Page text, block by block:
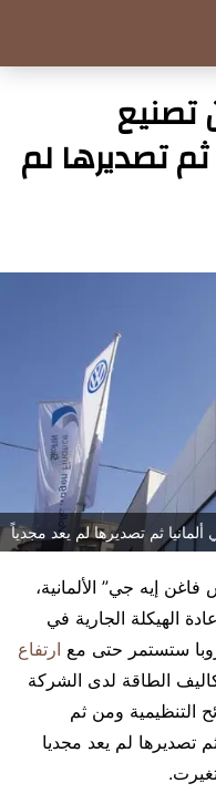
تصديرها لم
ثم تصديرها لم يعد مجدياً
إيه جي” الألمانية،
الهيكلة الجارية في
ستستمر حتى مع ارتفاع
الطاقة لدى الشركة
التنظيمية ومن ثم
تصديرها لم يعد مجديا